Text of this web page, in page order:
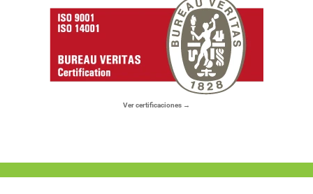
Ver certificaciones →